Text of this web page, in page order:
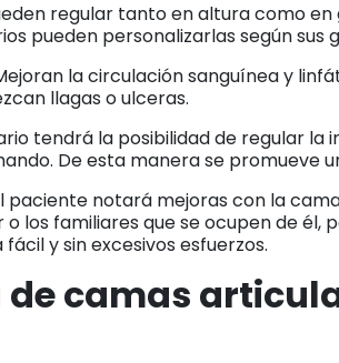
regular tanto en altura como
pueden personalizarlas según sus
la circulación sanguínea y
llagas o ulceras.
tendrá la posibilidad de regular la
De esta manera se promueve
paciente notará mejoras con la
los familiares que se ocupen de él,
y sin excesivos esfuerzos.
camas